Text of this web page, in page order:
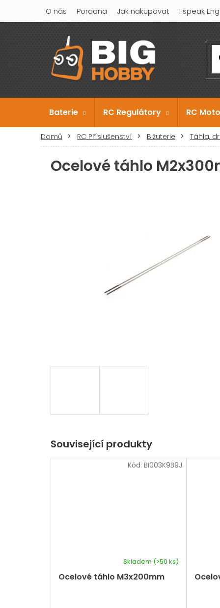
obsah
O nás Poradna Jak nakupovat I speak
Baterie RC Regulátory RC
Domů RC Příslušenství Bižuterie Táhla,
Ocelové táhlo
Související produkty
Ocelové táhlo M3x200mm
Skladem (>50 ks)
Kód: BI003K9B9J